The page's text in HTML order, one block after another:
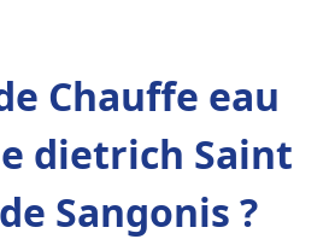
Chauffe eau
dietrich Saint
Sangonis ?